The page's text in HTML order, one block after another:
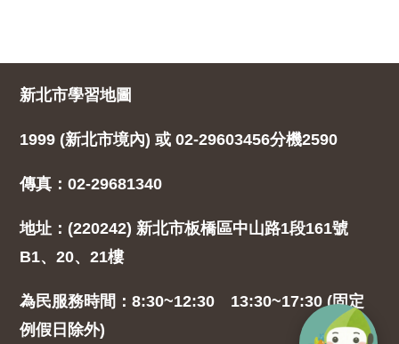
新北市學習地圖
1999 (新北市境內) 或 02-29603456分機2590
傳真：02-29681340
地址：(220242) 新北市板橋區中山路1段161號
B1、20、21樓
為民服務時間：8:30~12:30 13:30~17:30 (固定
例假日除外)